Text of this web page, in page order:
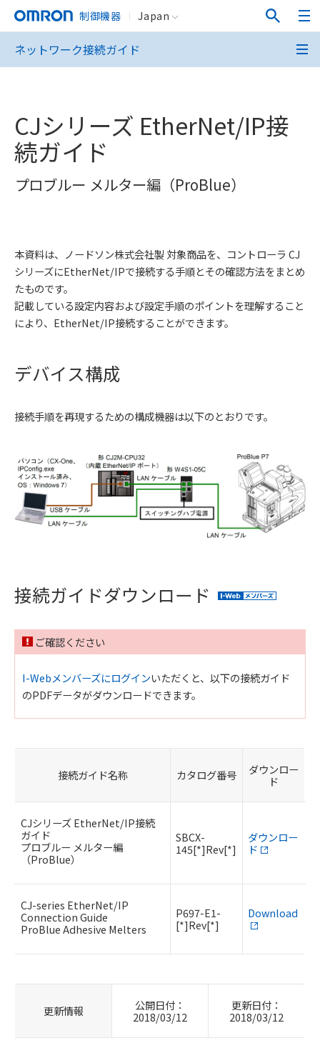
制御機器 Japan
ネットワーク接続ガイド
CJシリーズ EtherNet/IP接
続ガイド
プロブルー メルター編（ProBlue）
本資料は、ノードソン株式会社製 対象商品を、コントローラ CJ
シリーズにEtherNet/IPで接続する手順とその確認方法をまとめ
たものです。
記載している設定内容および設定手順のポイントを理解すること
により、EtherNet/IP接続することができます。
デバイス構成
接続手順を再現するための構成機器は以下のとおりです。
接続ガイドダウンロード
ご確認ください
I-Webメンバーズにログインいただくと、以下の接続ガイド
のPDFデータがダウンロードできます。
接続ガイド名称 カタログ番号
ダウンロー
ド
CJシリーズ EtherNet/IP接続
ガイド
プロブルー メルター編
（ProBlue）
SBCX-
145[*]Rev[*]
ダウンロー
ド
CJ-series EtherNet/IP
Connection Guide
ProBlue Adhesive Melters
P697-E1-
[*]Rev[*]
Download
更新情報
公開日付：
2018/03/12
更新日付：
2018/03/12